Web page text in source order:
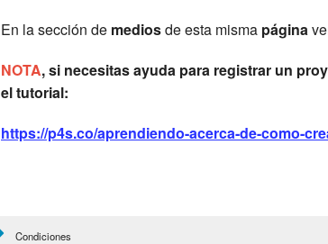
En la sección de mediosde esta misma página
NOTA, si necesitas ayuda para registrar un
el tutorial:
https://p4s.co/aprendiendo-acerca-de-como-
Condiciones